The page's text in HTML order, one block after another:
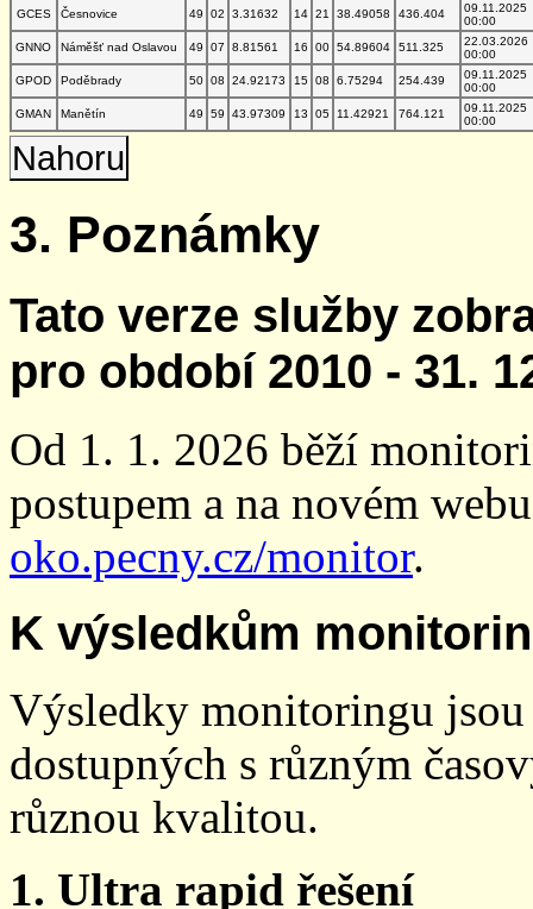
GCES
Česnovice 49 02 3.31632 14 21 38.49058 436.404
09.11.2025
00:00
GNNO
Náměšť nad Oslavou 49 07 8.81561 16 00 54.89604 511.325
22.03.2026
00:00
GPOD
Poděbrady 50 08 24.92173 15 08 6.75294 254.439
09.11.2025
00:00
GMAN
Manětín 49 59 43.97309 13 05 11.42921 764.121
09.11.2025
00:00
Nahoru
3. Poznámky
Tato verze služby
pro období 2010 - 31.
Od 1. 1. 2026 běží
postupem a na novém
oko.pecny.cz/monitor.
K výsledkům
Výsledky monitoringu
dostupných s různým
různou kvalitou.
1. Ultra rapid řešení